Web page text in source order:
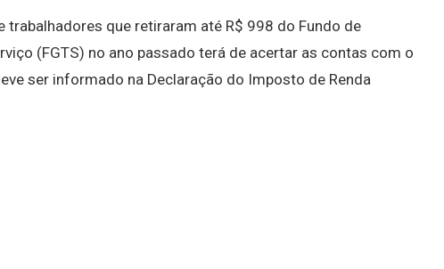
trabalhadores que retiraram até R$ 998 do Fundo de
(FGTS) no ano passado terá de acertar as contas com o
ser informado na Declaração do Imposto de Renda